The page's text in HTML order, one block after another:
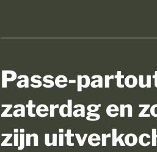
Passe-
zaterdag en
zijn